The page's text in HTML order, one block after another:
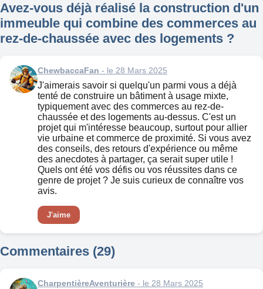
Avez-vous déjà réalisé la construction d'un
immeuble qui combine des commerces au
rez-de-chaussée avec des logements ?
ChewbaccaFan - le 28 Mars 2025
J'aimerais savoir si quelqu'un parmi vous a déjà
tenté de construire un bâtiment à usage mixte,
typiquement avec des commerces au rez-de-
chaussée et des logements au-dessus. C'est un
projet qui m'intéresse beaucoup, surtout pour allier
vie urbaine et commerce de proximité. Si vous avez
des conseils, des retours d'expérience ou même
des anecdotes à partager, ça serait super utile !
Quels ont été vos défis ou vos réussites dans ce
genre de projet ? Je suis curieux de connaître vos
avis.
J'aime
Commentaires (29)
CharpentièreAventurière - le 28 Mars 2025